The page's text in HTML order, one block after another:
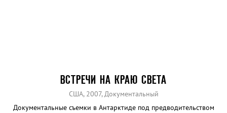
ВСТРЕЧИ НА КРАЮ СВЕТА
США, 2007, Документальный
Документальные съемки в Антарктиде под предводительством